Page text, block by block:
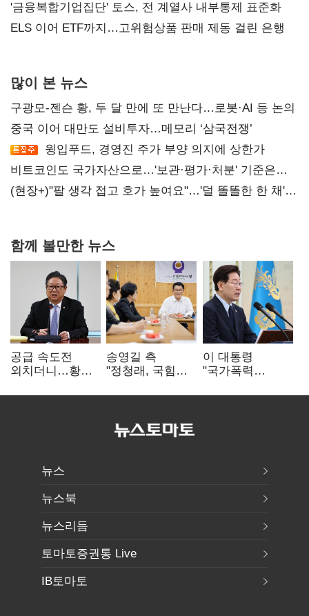
'금융복합기업집단' 토스, 전 계열사 내부통제 표준화
ELS 이어 ETF까지…고위험상품 판매 제동 걸린 은행
많이 본 뉴스
구광모-젠슨 황, 두 달 만에 또 만난다…로봇·AI 등 논의
중국 이어 대만도 설비투자…메모리 ‘삼국전쟁’
윙입푸드, 경영진 주가 부양 의지에 상한가
비트코인도 국가자산으로…'보관·평가·처분' 기준은
숙제
(현장+)"팔 생각 접고 호가 높여요"…'덜 똘똘한 한 채'
함께 볼만한 뉴스
공급 속도전
외치더니…황희,
리모델링' 제안
송영길 측
"정청래, 국힘
민주당 대표로
이 대통령
"국가폭력
적극적 조사로
뉴스
뉴스북
뉴스리듬
토마토증권통 Live
IB토마토